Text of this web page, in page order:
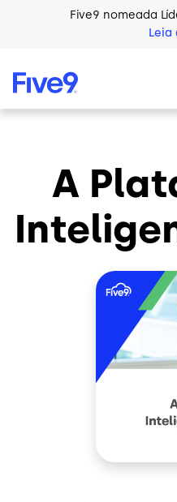
Skip to main content
Five9 nomeada
Leia
A